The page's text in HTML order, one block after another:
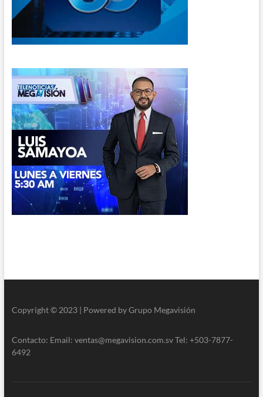
Copyright © 2023 | Powered by Grupo Megavisión
Contacto: Email: ventas@megavision.com.sv Tel: +503-7877-
6492